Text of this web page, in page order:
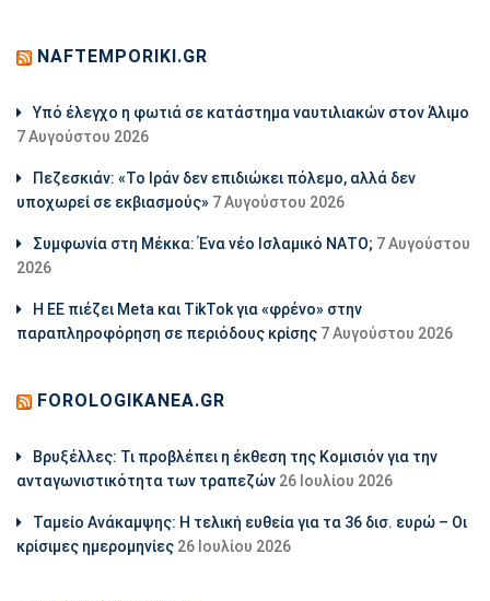
NAFTEMPORIKI.GR
Υπό έλεγχο η φωτιά σε κατάστημα ναυτιλιακών στον Άλιμο
7 Αυγούστου 2026
Πεζεσκιάν: «Το Ιράν δεν επιδιώκει πόλεμο, αλλά δεν
υποχωρεί σε εκβιασμούς» 7 Αυγούστου 2026
Συμφωνία στη Μέκκα: Ένα νέο Ισλαμικό ΝΑΤΟ; 7 Αυγούστου
2026
Η ΕΕ πιέζει Meta και TikTok για «φρένο» στην
παραπληροφόρηση σε περιόδους κρίσης 7 Αυγούστου 2026
FOROLOGIKANEA.GR
Βρυξέλλες: Τι προβλέπει η έκθεση της Κομισιόν για την
ανταγωνιστικότητα των τραπεζών 26 Ιουλίου 2026
Ταμείο Ανάκαμψης: Η τελική ευθεία για τα 36 δισ. ευρώ – Οι
κρίσιμες ημερομηνίες 26 Ιουλίου 2026